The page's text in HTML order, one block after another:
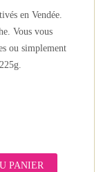
en Vendée.
Vous vous
ou simplement
PANIER